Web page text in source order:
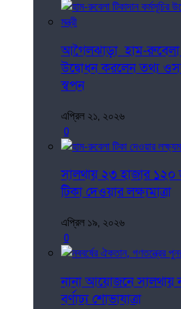
আগৈলঝাড়া হাম-রুবেলা
উদ্বোধন করলেন তথ্য
স্বপন
এপ্রিল ২১, ২০২৬
0
সালথায় ২৩ হাজার
টিকা দেওয়ার লক্ষ্যমাত্রা
এপ্রিল ১৯, ২০২৬
0
নানা আয়োজনে
বর্ণাঢ্য শোভাযাত্রা